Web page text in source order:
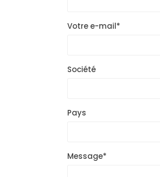
Votre e-mail*
Société
Pays
Message*